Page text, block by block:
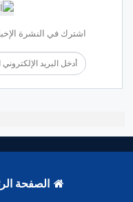
اشترك في النشرة
الصفحة